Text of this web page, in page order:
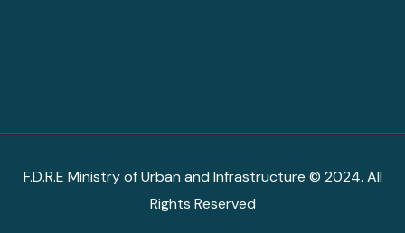
F.D.R.E Ministry of Urban and Infrastructure © 2024. All
Rights Reserved